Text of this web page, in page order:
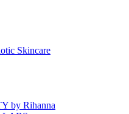
Skincare
by Rihanna